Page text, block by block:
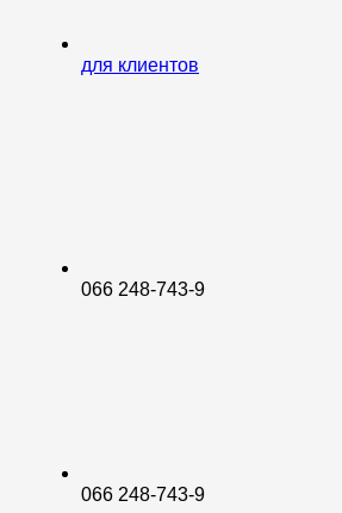
для клиентов
066 248-743-9
066 248-743-9